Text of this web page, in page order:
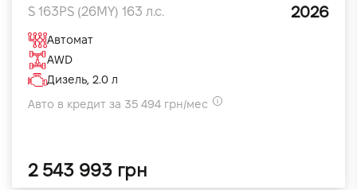
S 163PS (26MY) 163 л.с. 2026
Автомат
AWD
Дизель, 2.0 л
Авто в кредит за 35 494 грн/мес
2 543 993 грн